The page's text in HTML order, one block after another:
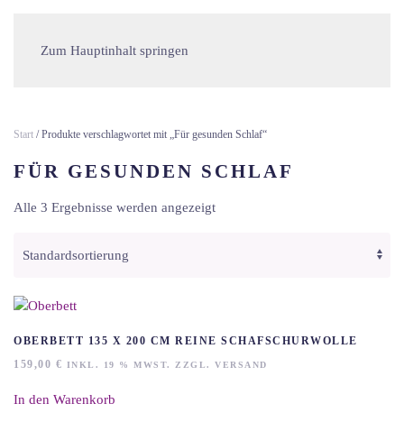
Zum Hauptinhalt springen
Start / Produkte verschlagwortet mit „Für gesunden Schlaf“
FÜR GESUNDEN SCHLAF
Alle 3 Ergebnisse werden angezeigt
OBERBETT 135 X 200 CM REINE SCHAFSCHURWOLLE
159,00 € INKL. 19 % MWST. ZZGL. VERSAND
In den Warenkorb